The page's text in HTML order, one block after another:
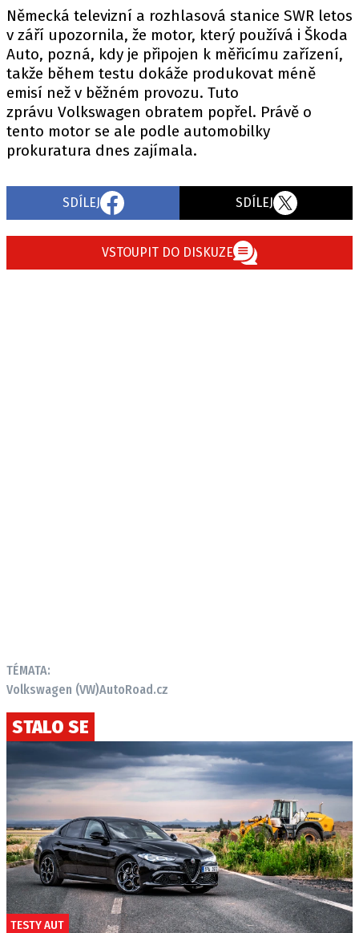
Pošlete e-mail na autoroad.cz
ETICKÝ KODEX
KONTAKT
VYDAVATEL
INZERCE
OSOBNÍ ÚDAJE / COOKIES
INCORP MEDIA GROUP s.r.o., IČ: 118 23 054
Německá televizní a rozhlasová stanice SWR letos
v září upozornila, že motor, který používá i Škoda
Auto, pozná, kdy je připojen k měřicímu zařízení,
takže během testu dokáže produkovat méně
emisí než v běžném provozu. Tuto
zprávu Volkswagen obratem popřel. Právě o
tento motor se ale podle automobilky
prokuratura dnes zajímala.
SDÍLEJ SDÍLEJ
VSTOUPIT DO DISKUZE
TÉMATA:
Volkswagen (VW)AutoRoad.cz
STALO SE
TESTY AUT